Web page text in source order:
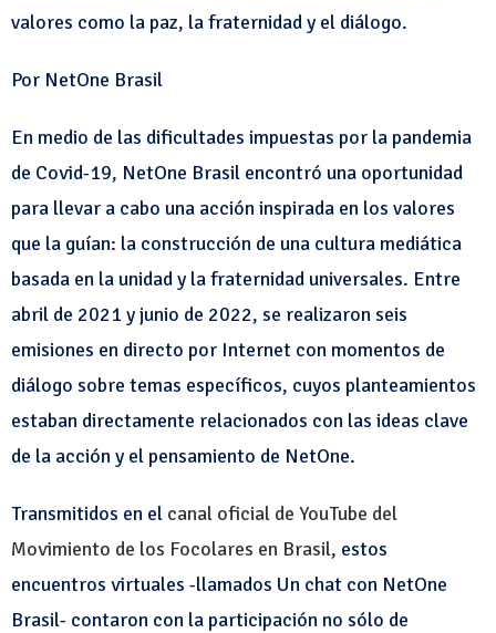
valores como la paz, la fraternidad y el diálogo.
Por NetOne Brasil
En medio de las dificultades impuestas por la pandemia
de Covid-19, NetOne Brasil encontró una oportunidad
para llevar a cabo una acción inspirada en los valores
que la guían: la construcción de una cultura mediática
basada en la unidad y la fraternidad universales. Entre
abril de 2021 y junio de 2022, se realizaron seis
emisiones en directo por Internet con momentos de
diálogo sobre temas específicos, cuyos planteamientos
estaban directamente relacionados con las ideas clave
de la acción y el pensamiento de NetOne.
Transmitidos en el canal oficial de YouTube del
Movimiento de los Focolares en Brasil, estos
encuentros virtuales -llamados Un chat con NetOne
Brasil- contaron con la participación no sólo de